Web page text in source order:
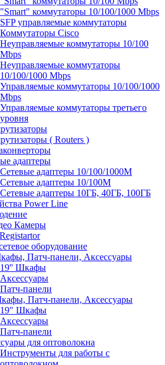
"Smart" коммутаторы 10/100/1000 Mbps
SFP управляемые коммутаторы
Коммутаторы Cisco
Неуправляемые коммутаторы 10/100
Mbps
Неуправляемые коммутаторы
10/100/1000 Mbps
Управляемые коммутаторы 10/100/1000
Mbps
Управляемые коммутаторы третьего
уровня
( Routers )
адаптеры
Сетевые адаптеры 10/100/1000М
Сетевые адаптеры 10/100M
Сетевые адаптеры 10ГБ, 40ГБ, 100ГБ
Power Line
Камеры
оборудование
Патч-панели, Аксессуары
19'' Шкафы
Аксессуары
Патч-панели
Патч-панели, Аксессуары
19" Шкафы
Аксессуары
Патч-панели
для оптоволокна
Инструменты для работы с